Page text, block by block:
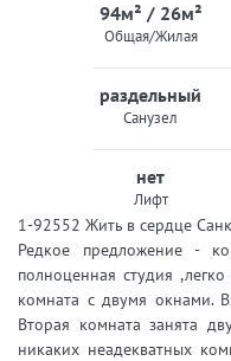
94м² / 26м²
Общая/Жилая
раздельный
Санузел
нет
Лифт
1-92552 Жить в сердце
Редкое предложение -
полноценная студия
комната с двумя окнами.
Вторая комната занята
никаких неадекватных